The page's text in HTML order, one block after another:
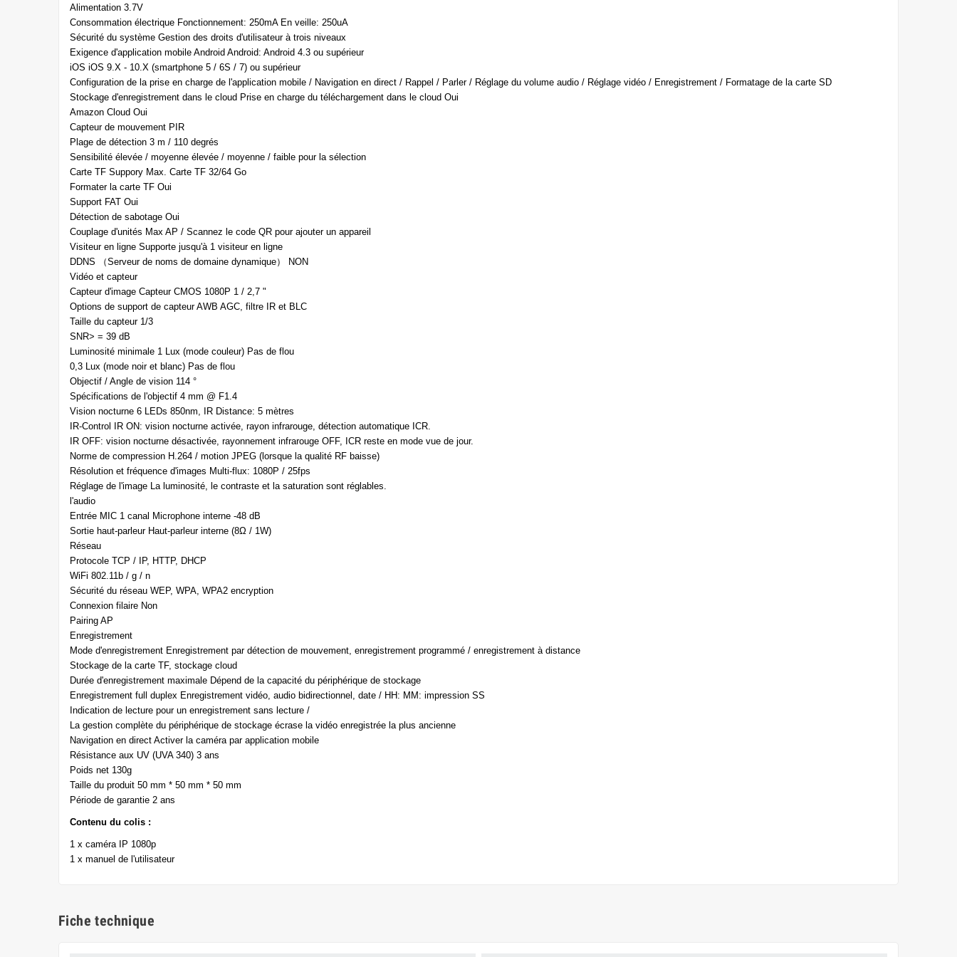
Alimentation 3.7V
Consommation électrique Fonctionnement: 250mA En veille: 250uA
Sécurité du système Gestion des droits d'utilisateur à trois niveaux
Exigence d'application mobile Android Android: Android 4.3 ou supérieur
iOS iOS 9.X - 10.X (smartphone 5 / 6S / 7) ou supérieur
Configuration de la prise en charge de l'application mobile / Navigation en direct / Rappel / Parler / Réglage du volume audio / Réglage vidéo / Enregistrement / Formatage de la carte SD
Stockage d'enregistrement dans le cloud Prise en charge du téléchargement dans le cloud Oui
Amazon Cloud Oui
Capteur de mouvement PIR
Plage de détection 3 m / 110 degrés
Sensibilité élevée / moyenne élevée / moyenne / faible pour la sélection
Carte TF Suppory Max. Carte TF 32/64 Go
Formater la carte TF Oui
Support FAT Oui
Détection de sabotage Oui
Couplage d'unités Max AP / Scannez le code QR pour ajouter un appareil
Visiteur en ligne Supporte jusqu'à 1 visiteur en ligne
DDNS （Serveur de noms de domaine dynamique） NON
Vidéo et capteur
Capteur d'image Capteur CMOS 1080P 1 / 2,7 "
Options de support de capteur AWB AGC, filtre IR et BLC
Taille du capteur 1/3
SNR> = 39 dB
Luminosité minimale 1 Lux (mode couleur) Pas de flou
0,3 Lux (mode noir et blanc) Pas de flou
Objectif / Angle de vision 114 °
Spécifications de l'objectif 4 mm @ F1.4
Vision nocturne 6 LEDs 850nm, IR Distance: 5 mètres
IR-Control IR ON: vision nocturne activée, rayon infrarouge, détection automatique ICR.
IR OFF: vision nocturne désactivée, rayonnement infrarouge OFF, ICR reste en mode vue de jour.
Norme de compression H.264 / motion JPEG (lorsque la qualité RF baisse)
Résolution et fréquence d'images Multi-flux: 1080P / 25fps
Réglage de l'image La luminosité, le contraste et la saturation sont réglables.
l'audio
Entrée MIC 1 canal Microphone interne -48 dB
Sortie haut-parleur Haut-parleur interne (8Ω / 1W)
Réseau
Protocole TCP / IP, HTTP, DHCP
WiFi 802.11b / g / n
Sécurité du réseau WEP, WPA, WPA2 encryption
Connexion filaire Non
Pairing AP
Enregistrement
Mode d'enregistrement Enregistrement par détection de mouvement, enregistrement programmé / enregistrement à distance
Stockage de la carte TF, stockage cloud
Durée d'enregistrement maximale Dépend de la capacité du périphérique de stockage
Enregistrement full duplex Enregistrement vidéo, audio bidirectionnel, date / HH: MM: impression SS
Indication de lecture pour un enregistrement sans lecture /
La gestion complète du périphérique de stockage écrase la vidéo enregistrée la plus ancienne
Navigation en direct Activer la caméra par application mobile
Résistance aux UV (UVA 340) 3 ans
Poids net 130g
Taille du produit 50 mm * 50 mm * 50 mm
Période de garantie 2 ans
Contenu du colis :
1 x caméra IP 1080p
1 x manuel de l'utilisateur
Fiche technique